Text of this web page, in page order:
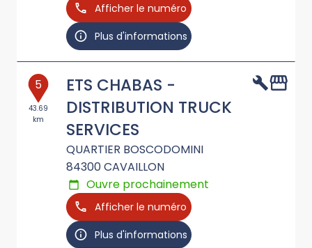
Afficher le numéro
Plus d'informations
5
43.69
km
ETS CHABAS -
DISTRIBUTION TRUCK
SERVICES
QUARTIER BOSCODOMINI
84300CAVAILLON
Ouvre prochainement
Afficher le numéro
Plus d'informations